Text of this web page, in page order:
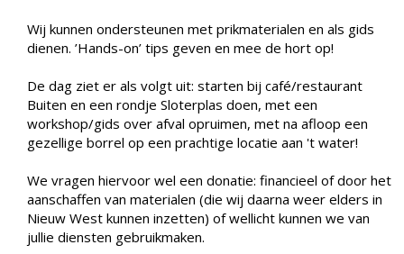
Wij kunnen ondersteunen met prikmaterialen en als gids
dienen. ’Hands-on’ tips geven en mee de hort op!
De dag ziet er als volgt uit: starten bij café/restaurant
Buiten en een rondje Sloterplas doen, met een
workshop/gids over afval opruimen, met na afloop een
gezellige borrel op een prachtige locatie aan 't water!
We vragen hiervoor wel een donatie: financieel of door het
aanschaffen van materialen (die wij daarna weer elders in
Nieuw West kunnen inzetten) of wellicht kunnen we van
jullie diensten gebruikmaken.